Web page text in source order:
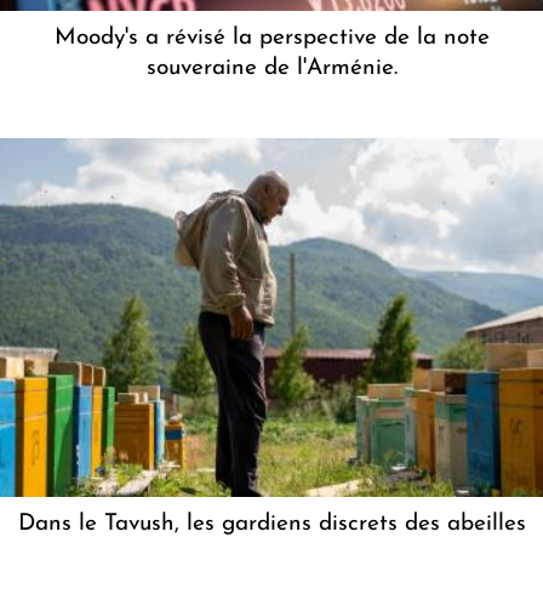
Moody's a révisé la perspective de la note
souveraine de l'Arménie.
Dans le Tavush, les gardiens discrets des abeilles